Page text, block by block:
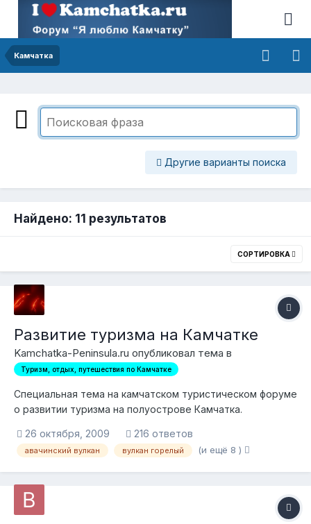
Камчатка
Другие варианты поиска
Найдено: 11 результатов
СОРТИРОВКА
Развитие туризма на Камчатке
Kamchatka-Peninsula.ru опубликовал тема в
Туризм, отдых, путешествия по Камчатке
Специальная тема на камчатском туристическом форуме
о развитии туризма на полуострове Камчатка.
регионе, качества предоставляемых туристических
услуг в Камчатском крае, продвижение туристского
бренда Камчатки. Правительством Камчатского края
утвер...
26 октября, 2009 216 ответов
авачинский вулкан вулкан горелый (и ещё 8 )